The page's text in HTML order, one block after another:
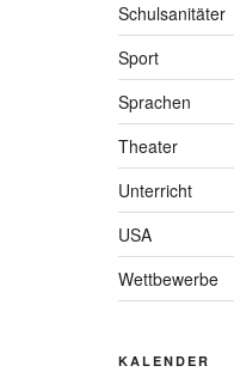
Schulsanitäter
Sport
Sprachen
Theater
Unterricht
USA
Wettbewerbe
KALENDER